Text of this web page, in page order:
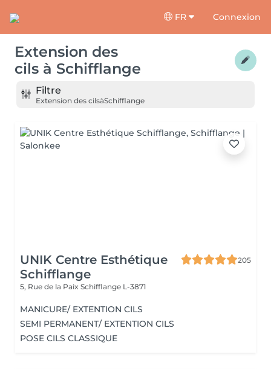
FR Connexion
Extension des
cils à Schifflange
Filtre
Extension des cilsàSchifflange
UNIK Centre Esthétique
Schifflange
205
5, Rue de la Paix Schifflange L-3871
MANICURE/ EXTENTION CILS
SEMI PERMANENT/ EXTENTION CILS
POSE CILS CLASSIQUE